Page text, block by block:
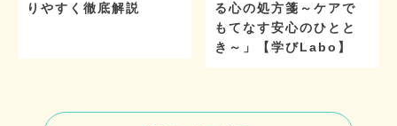
りやすく徹底解説
る心の処方箋～ケアで
もてなす安心のひとと
き～」【学びLabo】